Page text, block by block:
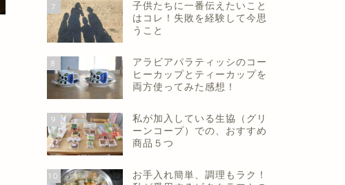
7
子供たちに一番伝えたいこと
はコレ！失敗を経験して今思
うこと
8
アラビアパラティッシのコー
ヒーカップとティーカップを
両方使ってみた感想！
9
私が加入している生協（グリ
ーンコープ）での、おすすめ
商品５つ
10
お手入れ簡単、調理もラク！